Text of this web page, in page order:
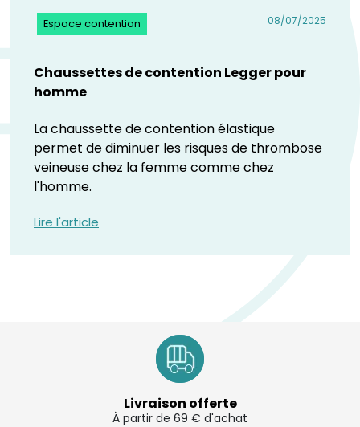
08/07/2025
Espace contention
Chaussettes de contention Legger pour
homme
La chaussette de contention élastique
permet de diminuer les risques de thrombose
veineuse chez la femme comme chez
l'homme.
Lire l'article
Livraison offerte
À partir de 69 € d'achat